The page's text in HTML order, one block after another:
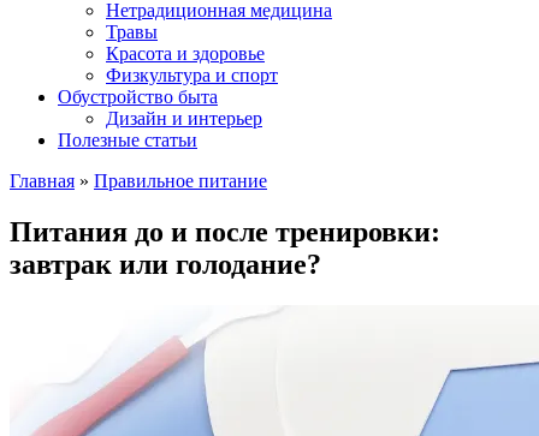
Нетрадиционная медицина
Травы
Красота и здоровье
Физкультура и спорт
Обустройство быта
Дизайн и интерьер
Полезные статьи
Главная » Правильное питание
Питания до и после тренировки:
завтрак или голодание?